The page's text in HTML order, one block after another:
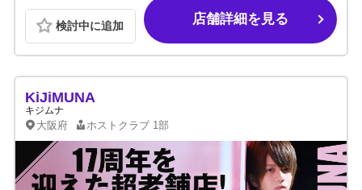
検討中に追加 店舗詳細を見る
KiJiMUNA
キジムナ
大阪府 ホストクラブ 1部